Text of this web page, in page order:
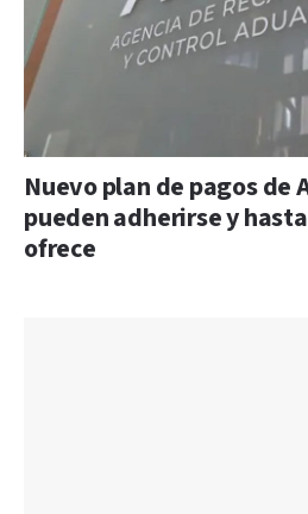
Nuevo plan de pagos de
pueden adherirse y
ofrece